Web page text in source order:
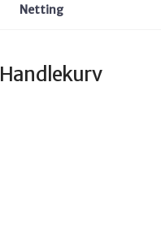
Netting
Handlekurv